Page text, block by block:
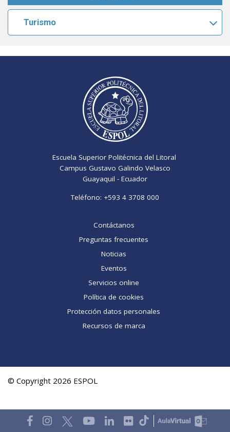
Turismo
Escuela Superior Politécnica del Litoral
Campus Gustavo Galindo Velasco
Guayaquil - Ecuador
Teléfono: +593 4 3708 000
Contáctanos
Preguntas frecuentes
Noticias
Eventos
Servicios online
Política de cookies
Protección datos personales
Recursos de marca
© Copyright 2026 ESPOL